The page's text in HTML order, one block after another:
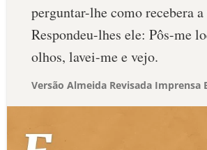
perguntar-lhe como recebera
Respondeu-lhes ele: Pôs-me
olhos, lavei-me e vejo.
Versão Almeida Revisada Imprensa